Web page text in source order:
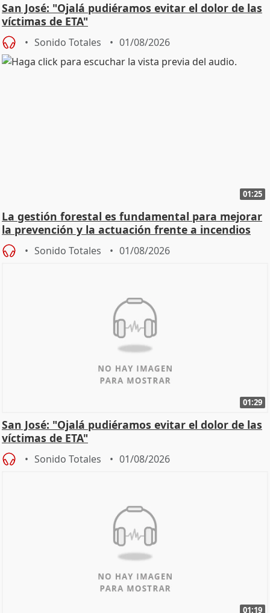
San José: "Ojalá pudiéramos evitar el dolor de las
víctimas de ETA"
Sonido Totales 01/08/2026
01:25
La gestión forestal es fundamental para mejorar
la prevención y la actuación frente a incendios
Sonido Totales 01/08/2026
01:29
San José: "Ojalá pudiéramos evitar el dolor de las
víctimas de ETA"
Sonido Totales 01/08/2026
01:19